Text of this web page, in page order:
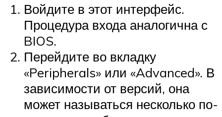
Войдите в этот интерфейс.
Процедура входа аналогична с
BIOS.
Перейдите во вкладку
«Peripherals» или «Advanced». В
зависимости от версий, она
может называться несколько по-